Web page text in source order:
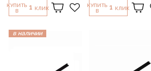
КУПИТЬ
В
1 КЛИК
КУПИТЬ
В
1 КЛИК
в наличии